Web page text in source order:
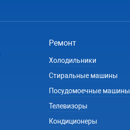
Ремонт
Холодильники
Стиральные машины
Посудомоечные машины
Телевизоры
Кондиционеры